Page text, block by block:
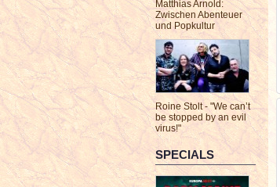
Matthias Arnold:
Zwischen Abenteuer
und Popkultur
Roine Stolt - "We can’t
be stopped by an evil
virus!"
SPECIALS